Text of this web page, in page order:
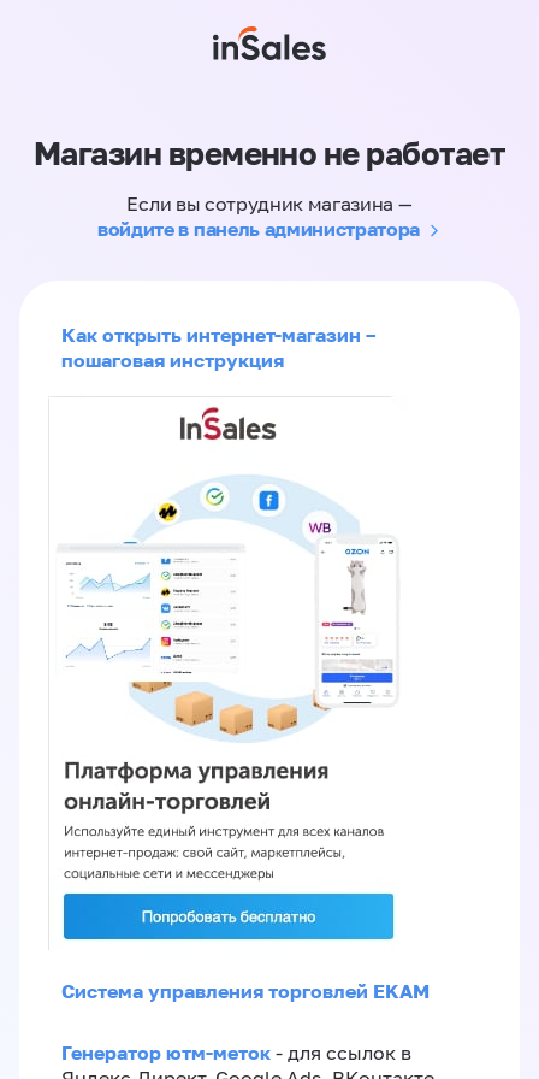
Магазин временно не работает
Если вы сотрудник магазина —
войдите в панель администратора
Как открыть интернет-магазин –
пошаговая инструкция
Система управления торговлей EKAM
Генератор ютм-меток - для ссылок в